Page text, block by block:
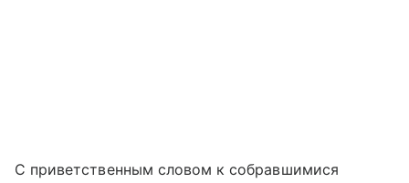
С приветственным словом к собравшимися